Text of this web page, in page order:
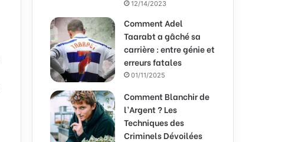
12/14/2023
Comment Adel
Taarabt a gâché sa
carrière : entre génie et
erreurs fatales
01/11/2025
Comment Blanchir de
l’Argent ? Les
Techniques des
Criminels Dévoilées